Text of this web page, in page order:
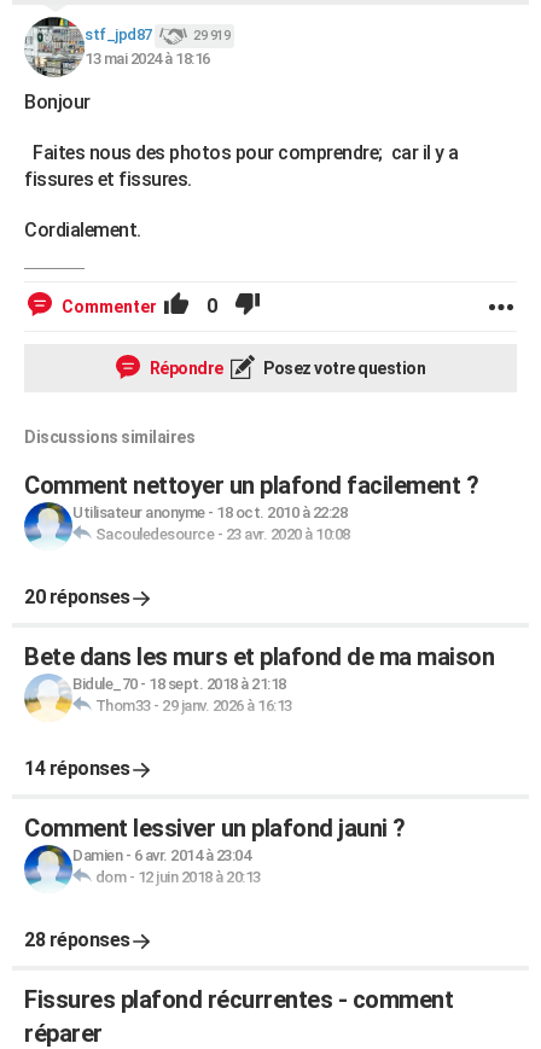
stf_jpd87 29 919
13 mai 2024 à 18:16
Bonjour
Faites nous des photos pour comprendre; car il y a
fissures et fissures.
Cordialement.
Commenter 0
Répondre Posez votre question
Discussions similaires
Comment nettoyer un plafond facilement ?
Utilisateur anonyme- 18 oct. 2010 à 22:28
Sacouledesource- 23 avr. 2020 à 10:08
20 réponses
Bete dans les murs et plafond de ma maison
Bidule_70- 18 sept. 2018 à 21:18
Thom33- 29 janv. 2026 à 16:13
14 réponses
Comment lessiver un plafond jauni ?
Damien- 6 avr. 2014 à 23:04
dom- 12 juin 2018 à 20:13
28 réponses
Fissures plafond récurrentes - comment
réparer